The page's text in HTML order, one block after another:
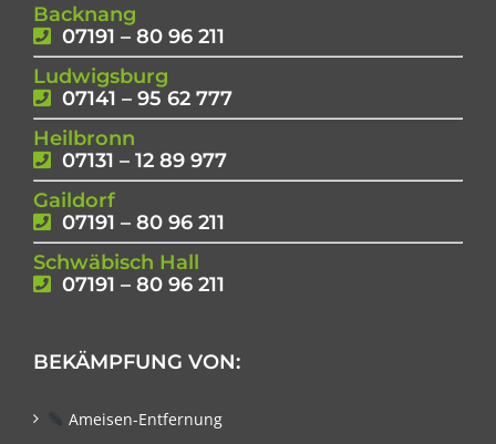
Backnang
07191 – 80 96 211
Ludwigsburg
07141 – 95 62 777
Heilbronn
07131 – 12 89 977
Gaildorf
07191 – 80 96 211
Schwäbisch Hall
07191 – 80 96 211
BEKÄMPFUNG VON:
Ameisen-Entfernung